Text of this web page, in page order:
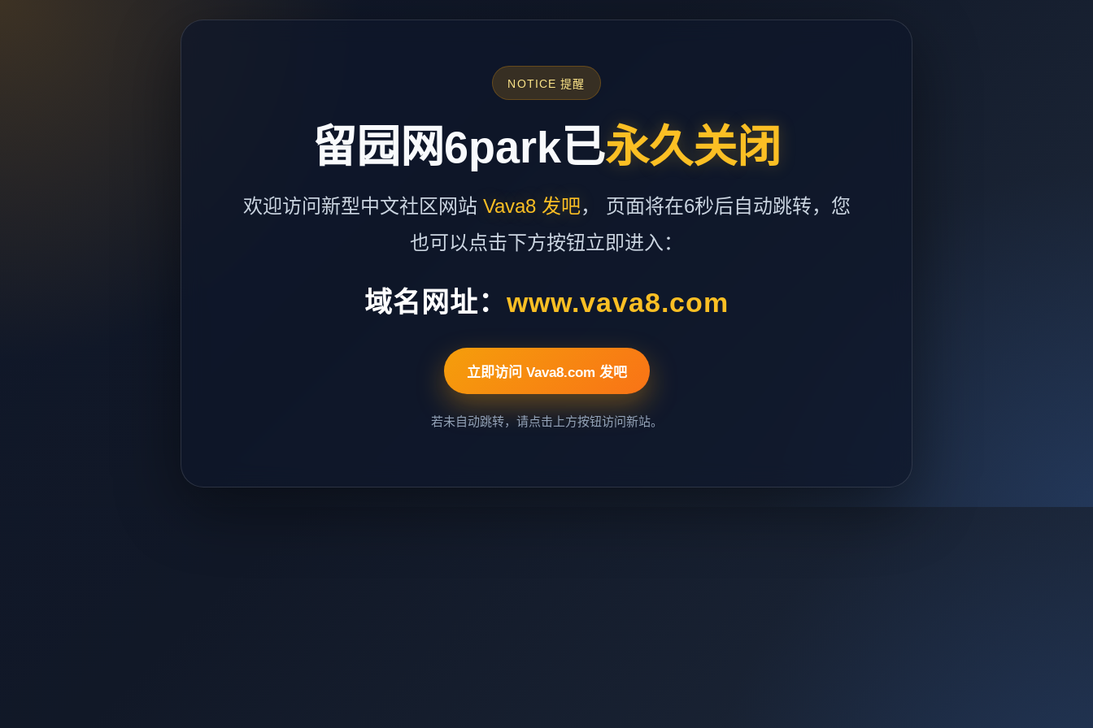
NOTICE 提醒
留园网6park已永久关闭
欢迎访问新型中文社区网站 Vava8 发吧， 页面将在6秒后自动跳转，您
也可以点击下方按钮立即进入：
域名网址： www.vava8.com
立即访问 Vava8.com 发吧
若未自动跳转，请点击上方按钮访问新站。